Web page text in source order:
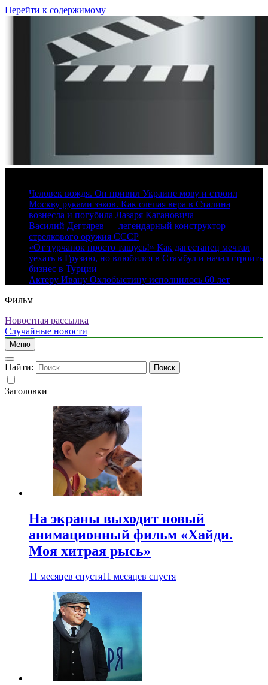
Перейти к содержимому
Человек вождя. Он привил Украине мову и строил
Москву руками зэков. Как слепая вера в Сталина
вознесла и погубила Лазаря Кагановича
Василий Дегтярев — легендарный конструктор
стрелкового оружия СССР
«От турчанок просто тащусь!» Как дагестанец мечтал
уехать в Грузию, но влюбился в Стамбул и начал строить
бизнес в Турции
Актеру Ивану Охлобыстину исполнилось 60 лет
Фильм
Новостная рассылка
Случайные новости
Меню
Найти:
Заголовки
На экраны выходит новый
анимационный фильм «Хайди.
Моя хитрая рысь»
11 месяцев спустя11 месяцев спустя